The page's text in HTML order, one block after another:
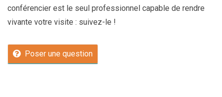
conférencier est le seul professionnel capable de rendre
vivante votre visite : suivez-le !
Poser une question